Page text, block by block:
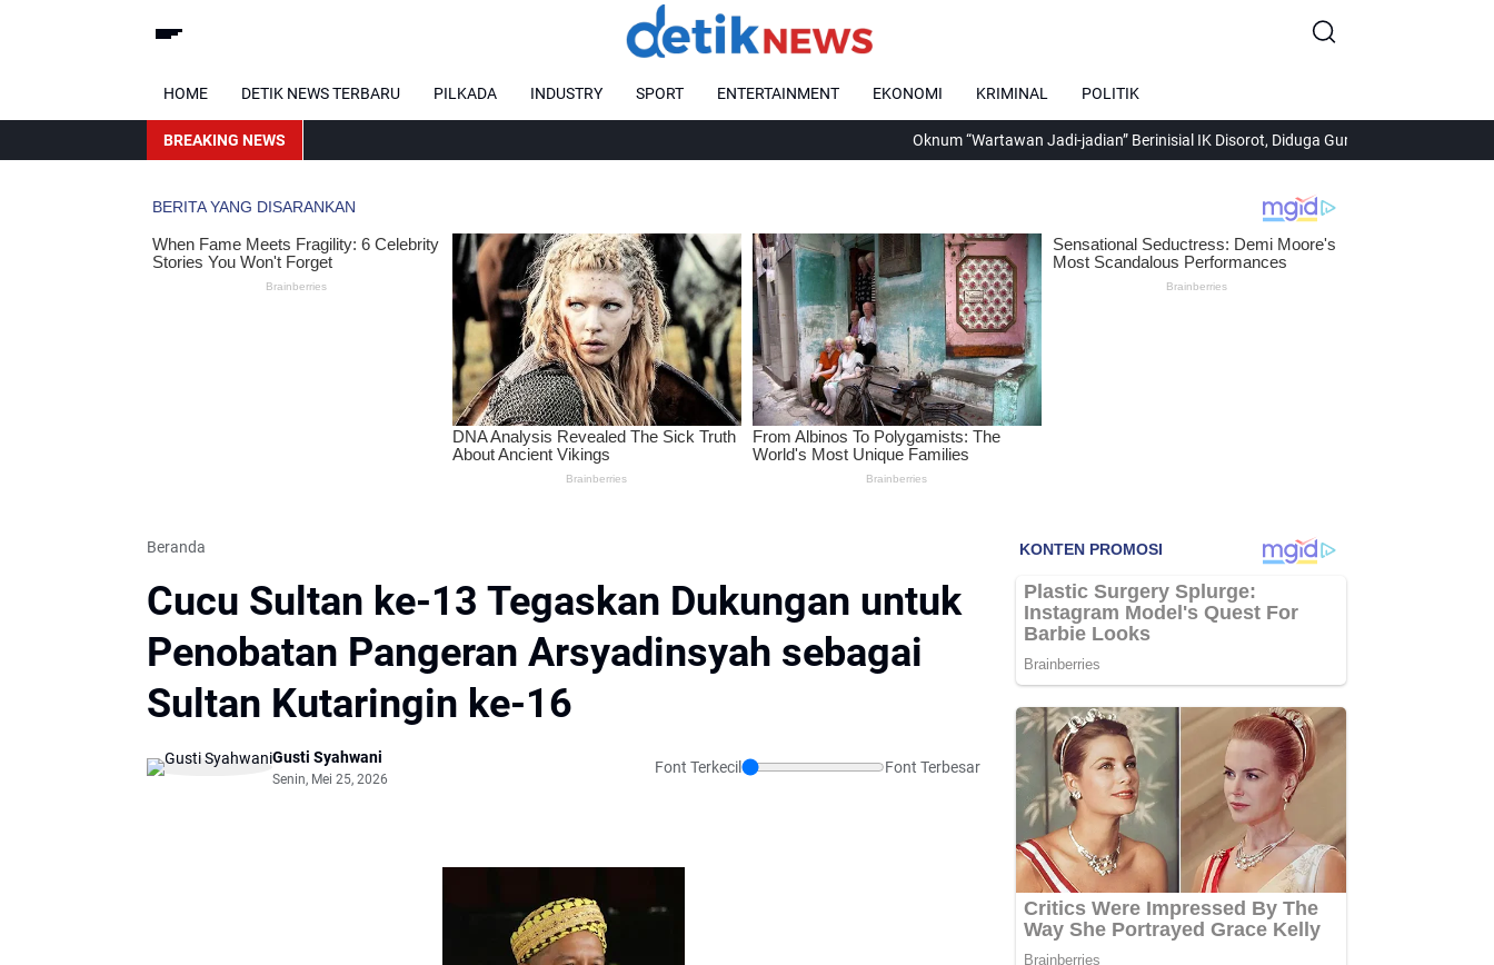
HOME DETIK NEWS TERBARU PILKADA INDUSTRY SPORT ENTERTAINMENT EKONOMI KRIMINAL POLITIK
BREAKING NEWS Oknum “Wartawan Jadi-jadian” Berinisial IK Disorot, Diduga Gunakan Media Online untuk
Beranda
Cucu Sultan ke-13 Tegaskan Dukungan untuk
Penobatan Pangeran Arsyadinsyah sebagai
Sultan Kutaringin ke-16
Gusti Syahwani
Senin, Mei 25, 2026
Font Terkecil Font Terbesar